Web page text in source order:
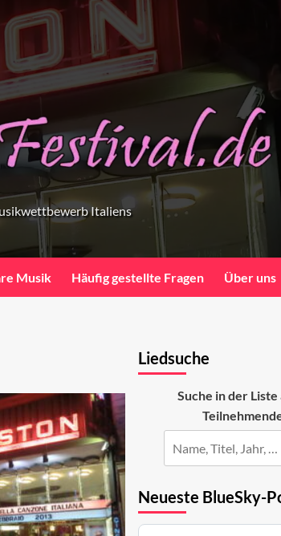
Italiens
Musik Häufig gestellte Fragen Über uns
Liedsuche
Suche in der
Neueste BlueSky-